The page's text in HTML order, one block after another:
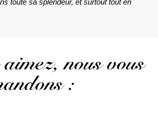
nous vous
: